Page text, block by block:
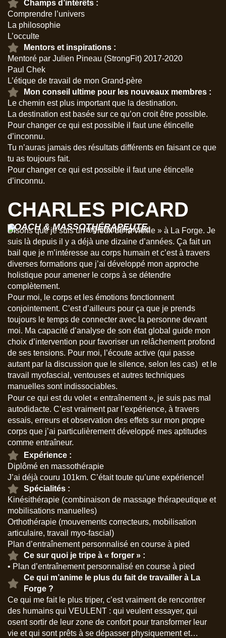
Champs d’intérêts :
Comprendre l’univers
La philosophie
L’occulte
Mentors et inspirations :
Mentoré par Julien Pineau (StrongFit) 2017-2020
Paul Chek
L’étique de travail de mon Grand-père
Mon conseil ultime pour les nouveaux membres :
Le chemin est plus important que la destination.
La destination est basée sur ce qu’on croit être possible.
Pour changer ce qui est possible il faut une étincelle
d’inconnu.
Tu n’auras jamais des résultats différents en faisant ce que
tu as toujours fait.
Pour changer ce qui est possible il faut une étincelle
d’inconnu.
CHARLES PICARD
COACH & MASSOTHÉRAPEUTE
Disons que je suis un « vieux de la vieille » à La Forge. Je
suis là depuis il y a déjà une dizaine d’années. Ça fait un
bail que je m’intéresse au corps humain et c’est à travers
diverses formations que j’ai développé mon approche
holistique pour amener le corps à se détendre
complètement.
Pour moi, le corps et les émotions fonctionnent
conjointement. C’est d’ailleurs pour ça que je prends
toujours le temps de connecter avec la personne devant
moi. Ma capacité d’analyse de son état global guide mon
choix d’intervention pour favoriser un relâchement profond
de ses tensions. Pour moi, l’écoute active (qui passe
autant par la discussion que le silence, selon les cas) et le
travail myofascial, ventouses et autres techniques
manuelles sont indissociables.
Pour ce qui est du volet « entraînement », je suis pas mal
autodidacte. C’est vraiment par l’expérience, à travers
essais, erreurs et observation des effets sur mon propre
corps que j’ai particulièrement développé mes aptitudes
comme entraîneur.
Expérience :
Diplômé en massothérapie
J’ai déjà couru 101km. C’était toute qu’une expérience!
Spécialités :
Kinésithérapie (combinaison de massage thérapeutique et
mobilisations manuelles)
Orthothérapie (mouvements correcteurs, mobilisation
articulaire, travail myo-fascial)
Plan d’entraînement personnalisé en course à pied
Ce sur quoi je tripe à « forger » :
• Plan d’entraînement personnalisé en course à pied
Ce qui m’anime le plus du fait de travailler à La
Forge ?
Ce qui me fait le plus triper, c’est vraiment de rencontrer
des humains qui VEULENT : qui veulent essayer, qui
osent sortir de leur zone de confort pour transformer leur
vie et qui sont prêts à se dépasser physiquement et…